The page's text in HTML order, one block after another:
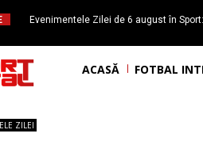
Evenimentele Zilei de 6 august în
ACASĂ FOTBAL
ZILEI